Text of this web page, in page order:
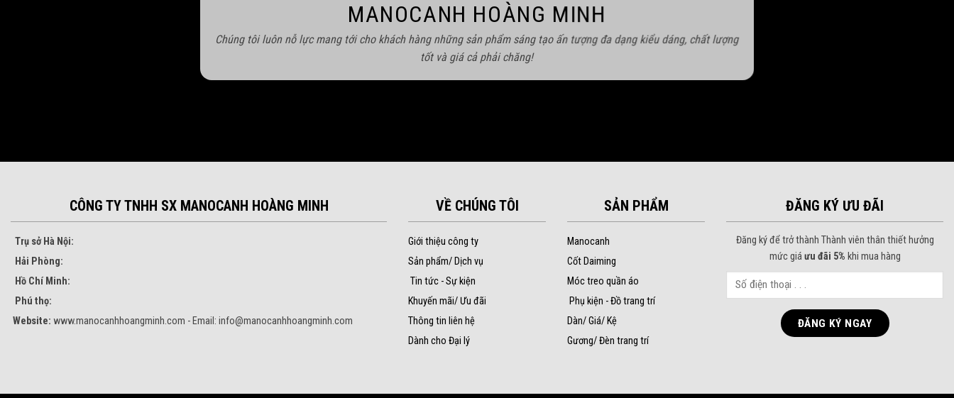
MANOCANH HOÀNG MINH
Chúng tôi luôn nỗ lực mang tới cho khách hàng những sản phẩm sáng tạo ấn tượng đa dạng kiểu dáng, chất lượng
tốt và giá cả phải chăng!
CÔNG TY TNHH SX MANOCANH HOÀNG MINH
Trụ sở Hà Nội:
Hải Phòng:
Hồ Chí Minh:
Phú thọ:
Website: www.manocanhhoangminh.com - Email: info@manocanhhoangminh.com
VỀ CHÚNG TÔI
Giới thiệu công ty
Sản phẩm/ Dịch vụ
Tin tức - Sự kiện
Khuyến mãi/ Ưu đãi
Thông tin liên hệ
Dành cho Đại lý
SẢN PHẨM
Manocanh
Cốt Daiming
Móc treo quần áo
Phụ kiện - Đồ trang trí
Dàn/ Giá/ Kệ
Gương/ Đèn trang trí
ĐĂNG KÝ ƯU ĐÃI
Đăng ký để trở thành Thành viên thân thiết hưởng
mức giáưu đãi 5% khi mua hàng